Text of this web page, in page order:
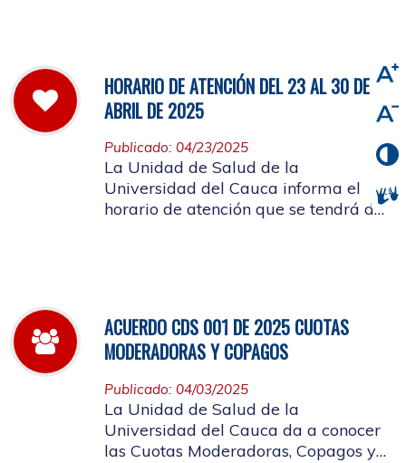
HORARIO DE ATENCIÓN DEL 23 AL 30 DE
ABRIL DE 2025
Publicado: 04/23/2025
La Unidad de Salud de la
Universidad del Cauca informa el
horario de atención que se tendrá del
ACUERDO CDS 001 DE 2025 CUOTAS
MODERADORAS Y COPAGOS
Publicado: 04/03/2025
La Unidad de Salud de la
Universidad del Cauca da a conocer
las Cuotas Moderadoras, Copagos y